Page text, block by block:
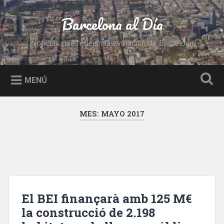
Saltar
al
contenido
Buscar Barcelona al Día
Noticias que reflejan la evolución de Barcelona
MENÚ
MES: MAYO 2017
El BEI finançarà amb 125 M€
la construcció de 2.198